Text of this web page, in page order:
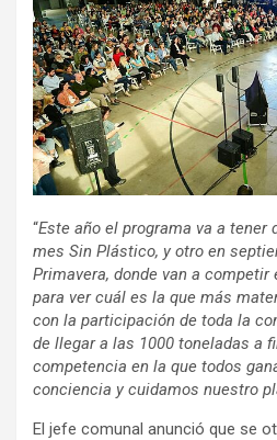
“Este año el programa va a tener
mes Sin Plástico, y otro en
Primavera, donde van a
para ver cuál es la que más
con la participación de toda la
de llegar a las 1000 toneladas a
competencia en la que todos
conciencia y cuidamos nuestro
El jefe comunal anunció que se